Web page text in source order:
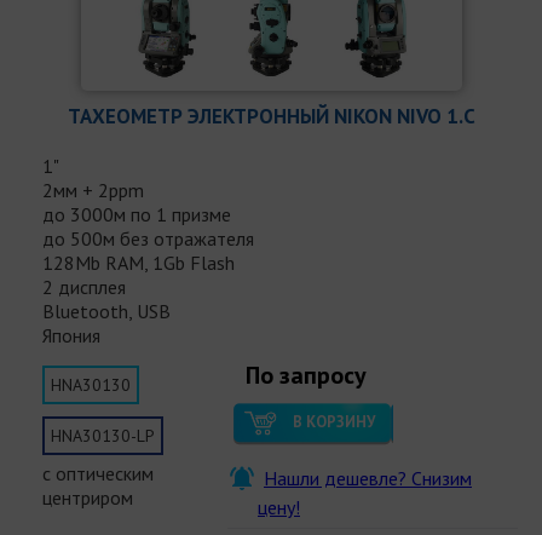
ТАХЕОМЕТР ЭЛЕКТРОННЫЙ NIKON NIVO 1.С
1"
2мм + 2ppm
до 3000м по 1 призме
до 500м без отражателя
128Mb RAM, 1Gb Flash
2 дисплея
Bluetooth, USB
Япония
По запросу
В КОРЗИНУ
Нашли дешевле? Снизим
цену!
HNA30130
HNA30130-LP
с оптическим
центриром